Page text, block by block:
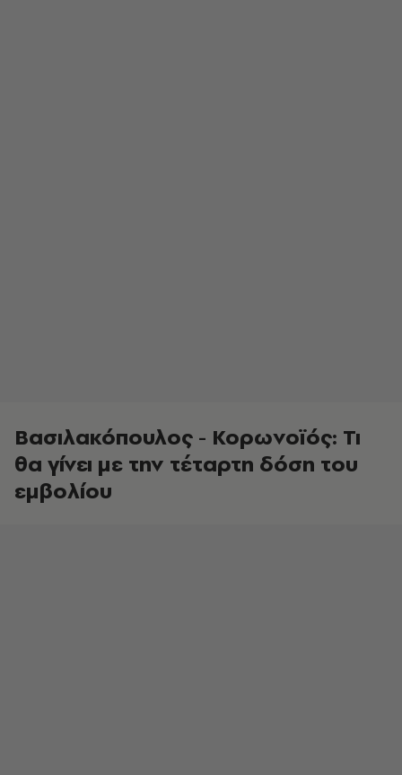
Βασιλακόπουλος - Κορωνοϊός: Τι
θα γίνει με την τέταρτη δόση του
εμβολίου